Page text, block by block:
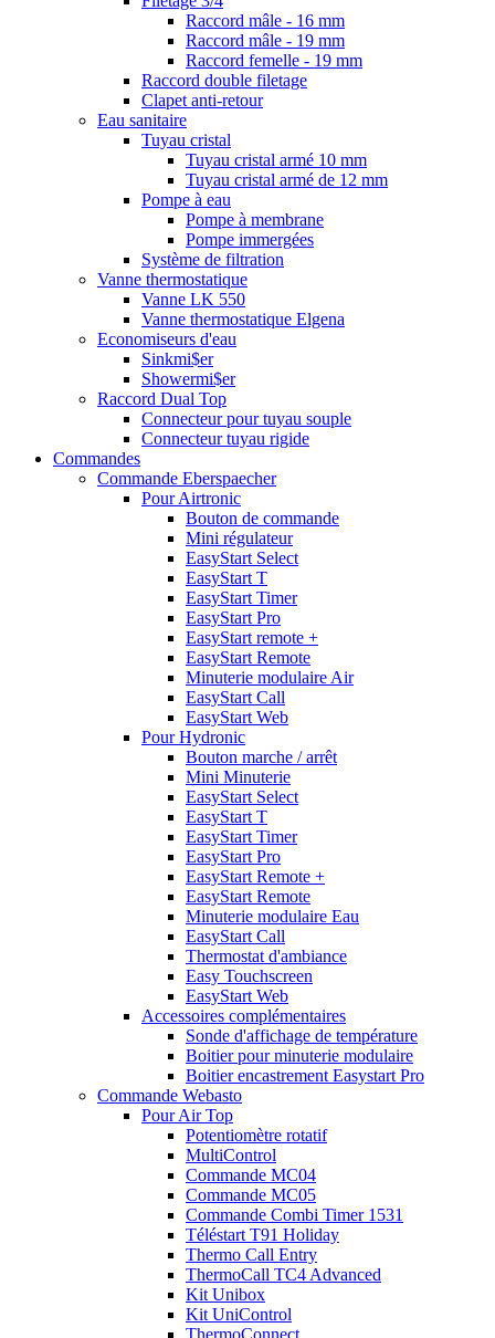
Raccord mâle - 16 mm
Raccord mâle - 19 mm
Raccord femelle - 19 mm
Raccord double filetage
Clapet anti-retour
Eau sanitaire
Tuyau cristal
Tuyau cristal armé 10 mm
Tuyau cristal armé de 12 mm
Pompe à eau
Pompe à membrane
Pompe immergées
Système de filtration
Vanne thermostatique
Vanne LK 550
Vanne thermostatique Elgena
Economiseurs d'eau
Sinkmi$er
Showermi$er
Raccord Dual Top
Connecteur pour tuyau souple
Connecteur tuyau rigide
Commandes
Commande Eberspaecher
Pour Airtronic
Bouton de commande
Mini régulateur
EasyStart Select
EasyStart T
EasyStart Timer
EasyStart Pro
EasyStart remote +
EasyStart Remote
Minuterie modulaire Air
EasyStart Call
EasyStart Web
Pour Hydronic
Bouton marche / arrêt
Mini Minuterie
EasyStart Select
EasyStart T
EasyStart Timer
EasyStart Pro
EasyStart Remote +
EasyStart Remote
Minuterie modulaire Eau
EasyStart Call
Thermostat d'ambiance
Easy Touchscreen
EasyStart Web
Accessoires complémentaires
Sonde d'affichage de température
Boitier pour minuterie modulaire
Boitier encastrement Easystart Pro
Commande Webasto
Pour Air Top
Potentiomètre rotatif
MultiControl
Commande MC04
Commande MC05
Commande Combi Timer 1531
Téléstart T91 Holiday
Thermo Call Entry
ThermoCall TC4 Advanced
Kit Unibox
Kit UniControl
ThermoConnect